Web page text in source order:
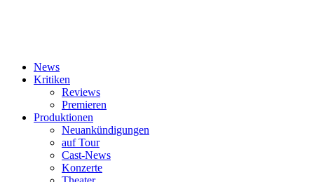
News
Kritiken
Reviews
Premieren
Produktionen
Neuankündigungen
auf Tour
Cast-News
Konzerte